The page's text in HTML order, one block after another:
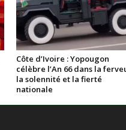
Côte d’Ivoire : Yopougon
célèbre l’An 66 dans la
la solennité et la fierté
nationale